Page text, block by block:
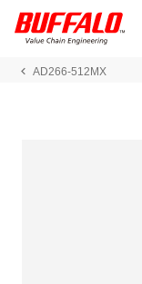
AD266-512MX